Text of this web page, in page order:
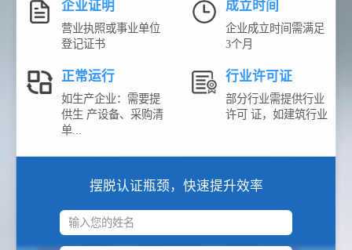
企业证明
营业执照或事业单位
登记证书
成立时间
企业成立时间需满足
3个月
正常运行
如生产企业：需要提
供生 产设备、采购清
单...
行业许可证
部分行业需提供行业
许可 证，如建筑行业
摆脱认证瓶颈，快速提升效率
输入您的姓名